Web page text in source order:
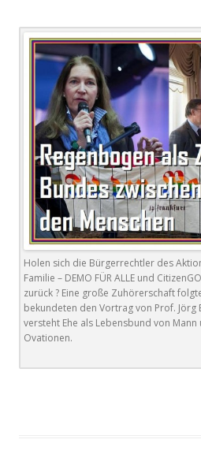
Holen sich die Bürgerrechtler des
Familie – DEMO FÜR ALLE und
zurück ? Eine große Zuhörerschaft
bekundeten den Vortrag von Prof. Jörg
versteht Ehe als Lebensbund von Mann
Ovationen.